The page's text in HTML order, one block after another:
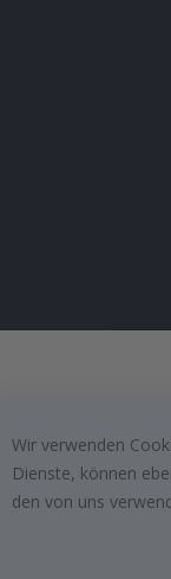
Wir verwenden
Dienste, können
den von uns